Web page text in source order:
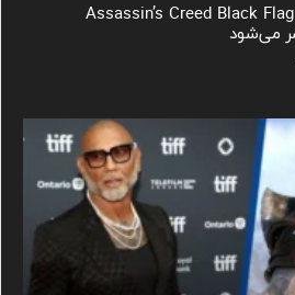
به‌روزرسانی ۵ گیگابایتی Assassin’s Creed Black Flag